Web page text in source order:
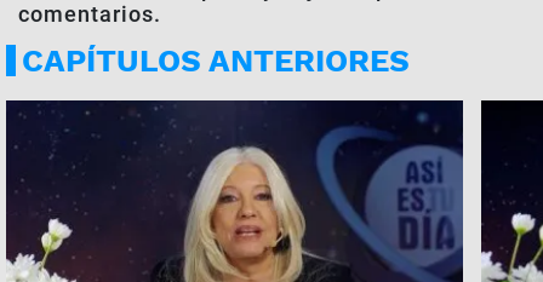
comentarios.
CAPÍTULOS ANTERIORES